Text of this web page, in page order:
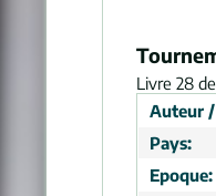
Livre 28
Auteur
Pays:
Epoque: